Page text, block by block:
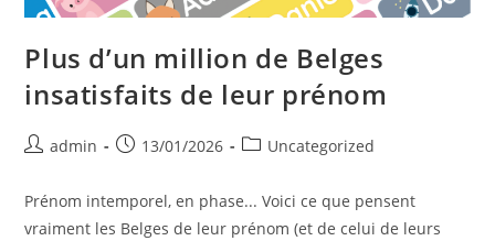
Plus d’un million de Belges
insatisfaits de leur prénom
Postadmin
Post13/01/2026
PostUncategorized
Prénom intemporel, en phase... Voici ce que pensent
vraiment les Belges de leur prénom (et de celui de leurs